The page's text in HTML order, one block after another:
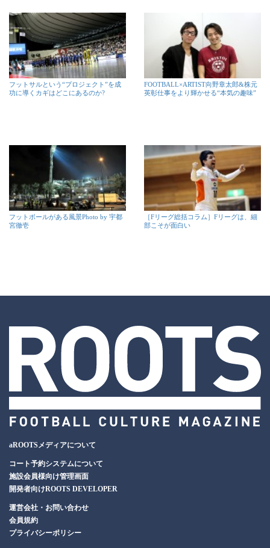
フットサルという“プロジェクト”を成
功に導くカギはどこにあるのか?
FOOTBALL×ARTIST向野章太郎&株元
英彰仕事をより輝かせる“本気の趣味”
フットボールがある風景Photo by 宇都
宮徹壱
［Fリーグ総括コラム］Fリーグは、細
部こそが面白い
aROOTSメディアについて
コート予約システムについて
施設会員様向け管理画面
開発者向けROOTS DEVELOPER
運営会社・お問い合わせ
会員規約
プライバシーポリシー